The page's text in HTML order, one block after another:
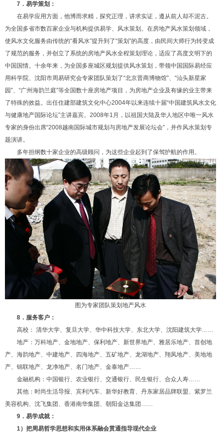
7．易学策划：
在易学应用方面，他博而求精，探究正理，讲求实证，遵从前人却不泥古。
为全国多省市数百家企业与机构提供易学、风水策划。在房地产风水策划领域，
使风水文化服务由传统的“看风水”提升到了“策划”的高度，由民间大师行为转变成
了规范的服务，并创立了系统的房地产风水全程策划理论，适应了高度文明下的
中国国情。十余年来，为全国多座城区规划提供风水策划，带领中国国际易经应
用科学院、沈阳市周易研究会专家团队策划了“北京晋商博物馆”、“汕头新星家
园”、“广州海韵兰庭”等全国数十座房地产项目，为房地产企业及有缘的业主带来
了特殊的效益。出任住建部建筑文化中心2004年以来连续十届“中国建筑风水文化
与健康地产国际论坛”主讲嘉宾。2008年1月，以祖国大陆及华人地区中唯一风水
专家的身份出席“2008越南国际城市规划与房地产发展论坛会”，并作风水策划专
题演讲。
多年担纲数十家企业的高级顾问，为这些企业起到了保驾护航的作用。
图为专家团队策划地产风水
8．服务客户：
高校： 清华大学、复旦大学、华中科技大学、东北大学、沈阳建筑大学……
地产：万科地产、金地地产、保利地产、新世界地产、雅居乐地产、首创地
产、海韵地产、中建地产、四海地产、五矿地产、龙湖地产、翔凤地产、美地地
产、锦联地产、龙净地产、名门地产、金泰地产……
金融机构：中国银行、农业银行、交通银行、民生银行、合众人寿……
其他：时尚生活导报、宾利汽车、新华好教育、丹东家居品牌联盟、紫罗兰
美容机构、沈飞集团、香港南华集团、朝阳金达集团……
9．易学成就：
1）把周易哲学思想和实用体系融会贯通指导现代企业